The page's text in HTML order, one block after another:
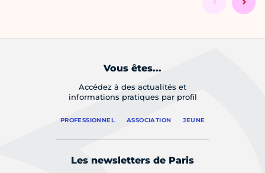
Vous êtes...
Accédez à des actualités et
informations pratiques par profil
PROFESSIONNEL ASSOCIATION JEUNE
Les newsletters de Paris